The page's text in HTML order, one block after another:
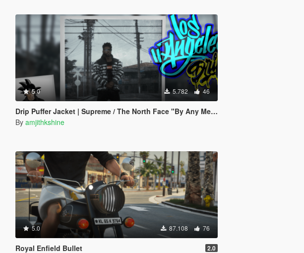
5.0 5.782 46
Drip Puffer Jacket | Supreme / The North Face "By Any Means Necessary"
By amjithkshine
5.0 87.108 76
Royal Enfield Bullet 2.0